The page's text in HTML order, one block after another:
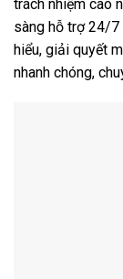
trách nhiệm cao
sàng hỗ trợ 24/7
hiểu, giải quyết
nhanh chóng,